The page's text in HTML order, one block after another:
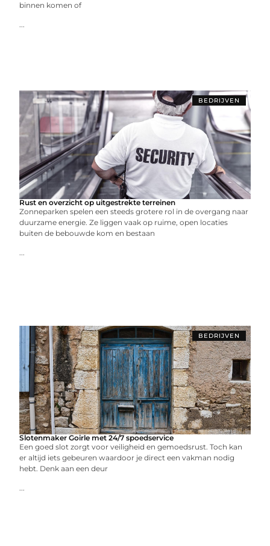
binnen komen of
...
BEDRIJVEN
Rust en overzicht op uitgestrekte terreinen
Zonneparken spelen een steeds grotere rol in de overgang naar
duurzame energie. Ze liggen vaak op ruime, open locaties
buiten de bebouwde kom en bestaan
...
BEDRIJVEN
Slotenmaker Goirle met 24/7 spoedservice
Een goed slot zorgt voor veiligheid en gemoedsrust. Toch kan
er altijd iets gebeuren waardoor je direct een vakman nodig
hebt. Denk aan een deur
...